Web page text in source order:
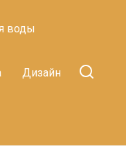
воды
Дизайн